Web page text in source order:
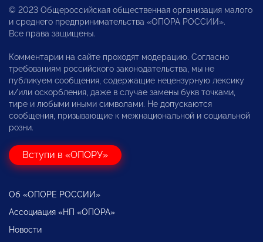
© 2023 Общероссийская общественная организация малого
и среднего предпринимательства «ОПОРА РОССИИ».
Все права защищены.
Комментарии на сайте проходят модерацию. Согласно
требованиям российского законодательства, мы не
публикуем сообщения, содержащие нецензурную лексику
и/или оскорбления, даже в случае замены букв точками,
тире и любыми иными символами. Не допускаются
сообщения, призывающие к межнациональной и социальной
розни.
Вступи в «ОПОРУ»
Об «ОПОРЕ РОССИИ»
Ассоциация «НП «ОПОРА»
Новости